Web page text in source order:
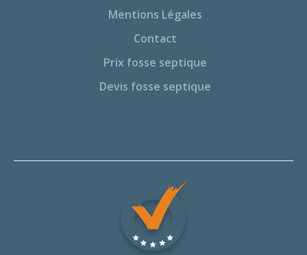
Mentions Légales
Contact
Prix fosse septique
Devis fosse septique